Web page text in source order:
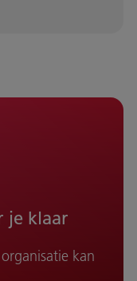
je klaar
kan